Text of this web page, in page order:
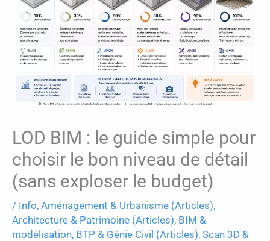
LOD BIM : le guide simple pour
choisir le bon niveau de détail
(sans exploser le budget)
/ Info, Aménagement & Urbanisme (Articles),
Architecture & Patrimoine (Articles), BIM &
modélisation, BTP & Génie Civil (Articles), Scan 3D &